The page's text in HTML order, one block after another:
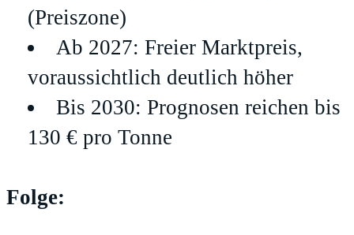
(Preiszone)
Ab 2027: Freier Marktpreis,
voraussichtlich deutlich höher
Bis 2030: Prognosen reichen bis
130 € pro Tonne
Folge: